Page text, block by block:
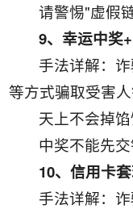
请警惕"虚假
9、幸运中奖
手法详解：
等方式骗取受害
天上不会掉
中奖不能先
10、信用卡
手法详解：